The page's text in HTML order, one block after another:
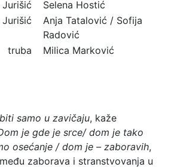
Selena Hostić
Jurišić
Anja Tatalović / Sofija
Radović
truba
Milica Marković
samo u zavičaju, kaže
je gde je srce/ dom je tako
osećanje / dom je – zaboravih,
zaborava i stranstvovanja u